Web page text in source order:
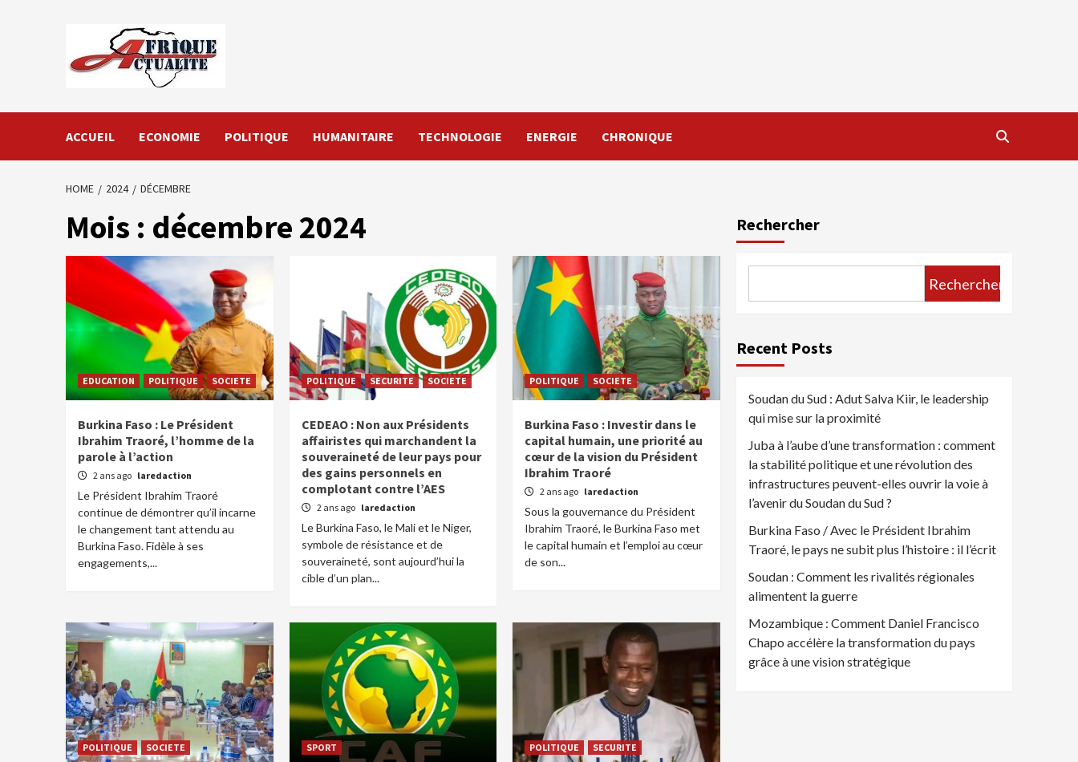
ACCUEIL ECONOMIE POLITIQUE HUMANITAIRE TECHNOLOGIE ENERGIE CHRONIQUE
HOME 2024 DÉCEMBRE
Mois : décembre 2024
EDUCATION POLITIQUE SOCIETE
Burkina Faso : Le Président
Ibrahim Traoré, l’homme de la
parole à l’action
2 ans ago laredaction
Le Président Ibrahim Traoré
continue de démontrer qu’il incarne
le changement tant attendu au
Burkina Faso. Fidèle à ses
engagements,...
POLITIQUE SECURITE SOCIETE
CEDEAO : Non aux Présidents
affairistes qui marchandent la
souveraineté de leur pays pour
des gains personnels en
complotant contre l’AES
2 ans ago laredaction
Le Burkina Faso, le Mali et le Niger,
symbole de résistance et de
souveraineté, sont aujourd’hui la
cible d’un plan...
POLITIQUE SOCIETE
Burkina Faso : Investir dans le
capital humain, une priorité au
cœur de la vision du Président
Ibrahim Traoré
2 ans ago laredaction
Sous la gouvernance du Président
Ibrahim Traoré, le Burkina Faso met
le capital humain et l’emploi au cœur
de son...
POLITIQUE SOCIETE SPORT POLITIQUE SECURITE
Rechercher
Rechercher
Recent Posts
Soudan du Sud : Adut Salva Kiir, le leadership
qui mise sur la proximité
Juba à l’aube d’une transformation : comment
la stabilité politique et une révolution des
infrastructures peuvent-elles ouvrir la voie à
l’avenir du Soudan du Sud ?
Burkina Faso / Avec le Président Ibrahim
Traoré, le pays ne subit plus l’histoire : il l’écrit
Soudan : Comment les rivalités régionales
alimentent la guerre
Mozambique : Comment Daniel Francisco
Chapo accélère la transformation du pays
grâce à une vision stratégique